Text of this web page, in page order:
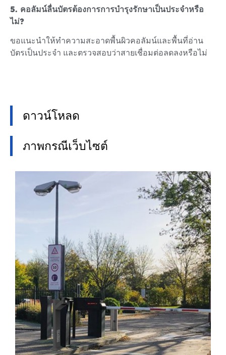
5. คอลัมน์ลื่นบัตรต้องการการบำรุงรักษาเป็นประจําหรือ
ไม่?
ขอแนะนำให้ทําความสะอาดพื้นผิวคอลัมน์และพื้นที่อ่าน
บัตรเป็นประจํา และตรวจสอบว่าสายเชื่อมต่อลดลงหรือไม่
ดาวน์โหลด
ภาพกรณีเว็บไซต์